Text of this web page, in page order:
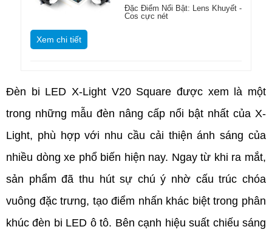
Đặc Điểm Nổi Bật: Lens Khuyết -
Cos cực nét
Xem chi tiết
Đèn bi LED X-Light V20 Square được xem là một
trong những mẫu đèn nâng cấp nổi bật nhất của X-
Light, phù hợp với nhu cầu cải thiện ánh sáng của
nhiều dòng xe phổ biến hiện nay. Ngay từ khi ra mắt,
sản phẩm đã thu hút sự chú ý nhờ cấu trúc chóa
vuông đặc trưng, tạo điểm nhấn khác biệt trong phân
khúc đèn bi LED ô tô. Bên cạnh hiệu suất chiếu sáng